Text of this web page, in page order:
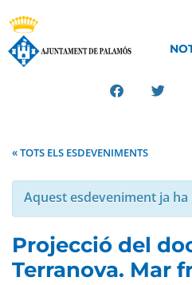
« TOTS ELS ESDEVENIMENTS
Aquest esdeveniment ja ha
Projecció del
Terranova. Mar